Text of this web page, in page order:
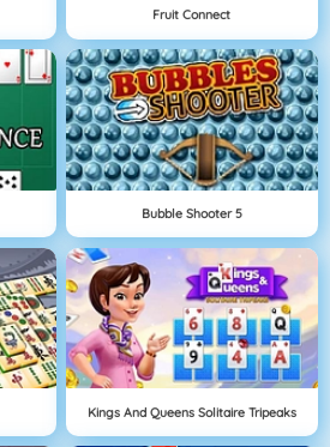
Fruit Connect
Bubble Shooter 5
Kings And Queens Solitaire Tripeaks